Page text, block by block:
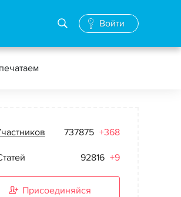
Войти
737875 +368
92816 +9
Присоединяйся